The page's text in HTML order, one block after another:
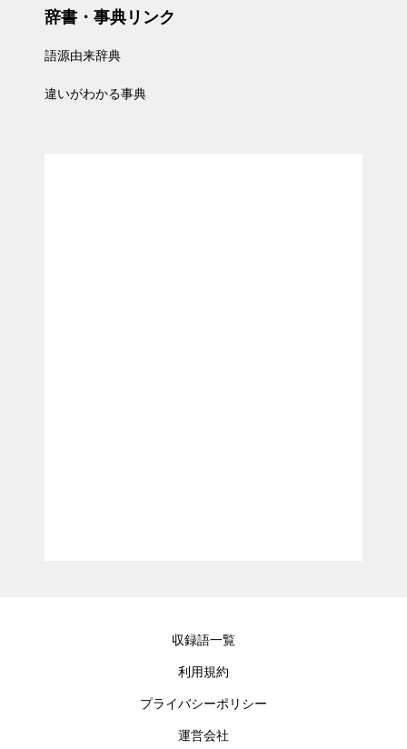
辞書・事典リンク
語源由来辞典
違いがわかる事典
収録語一覧
利用規約
プライバシーポリシー
運営会社